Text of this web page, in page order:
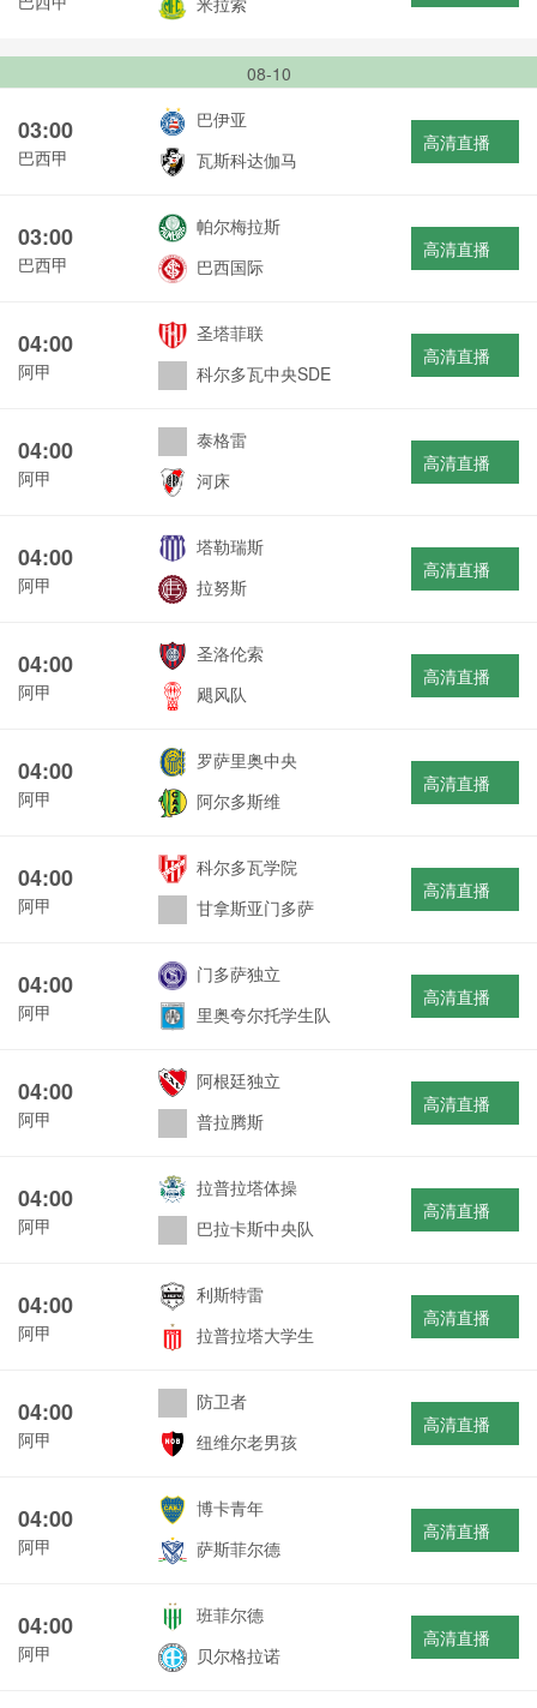
08-10
03:00
巴西甲
巴伊亚
瓦斯科达伽马
高清直播
03:00
巴西甲
帕尔梅拉斯
巴西国际
高清直播
04:00
阿甲
圣塔菲联
科尔多瓦中央SDE
高清直播
04:00
阿甲
泰格雷
河床
高清直播
04:00
阿甲
塔勒瑞斯
拉努斯
高清直播
04:00
阿甲
圣洛伦索
飓风队
高清直播
04:00
阿甲
罗萨里奥中央
阿尔多斯维
高清直播
04:00
阿甲
科尔多瓦学院
甘拿斯亚门多萨
高清直播
04:00
阿甲
门多萨独立
里奥夸尔托学生队
高清直播
04:00
阿甲
阿根廷独立
普拉腾斯
高清直播
04:00
阿甲
拉普拉塔体操
巴拉卡斯中央队
高清直播
04:00
阿甲
利斯特雷
拉普拉塔大学生
高清直播
04:00
阿甲
防卫者
纽维尔老男孩
高清直播
04:00
阿甲
博卡青年
萨斯菲尔德
高清直播
04:00
阿甲
班菲尔德
贝尔格拉诺
高清直播